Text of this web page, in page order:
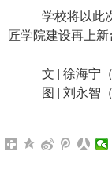
学校将以此
匠学院建设再上新
文 | 徐海宁
图 | 刘永智